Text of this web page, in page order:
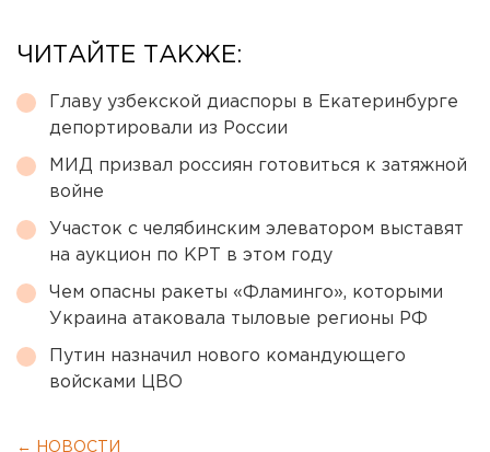
ЧИТАЙТЕ ТАКЖЕ:
Главу узбекской диаспоры в Екатеринбурге
депортировали из России
МИД призвал россиян готовиться к затяжной
войне
Участок с челябинским элеватором выставят
на аукцион по КРТ в этом году
Чем опасны ракеты «Фламинго», которыми
Украина атаковала тыловые регионы РФ
Путин назначил нового командующего
войсками ЦВО
← НОВОСТИ